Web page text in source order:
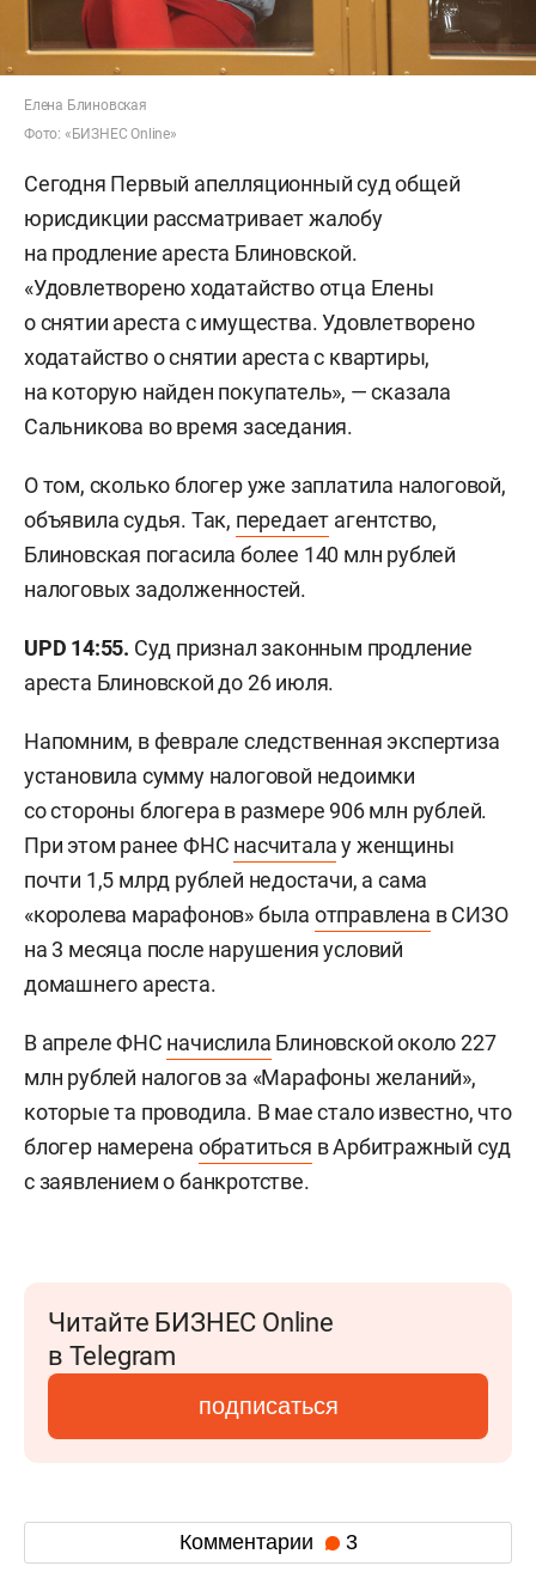
Елена Блиновская
Фото: «БИЗНЕС Online»
Сегодня Первый апелляционный суд общей
юрисдикции рассматривает жалобу
на продление ареста Блиновской.
«Удовлетворено ходатайство отца Елены
о снятии ареста с имущества. Удовлетворено
ходатайство о снятии ареста с квартиры,
на которую найден покупатель», — сказала
Сальникова во время заседания.
О том, сколько блогер уже заплатила налоговой,
объявила судья. Так, передает агентство,
Блиновская погасила более 140 млн рублей
налоговых задолженностей.
UPD 14:55. Суд признал законным продление
ареста Блиновской до 26 июля.
Напомним, в феврале следственная экспертиза
установила сумму налоговой недоимки
со стороны блогера в размере 906 млн рублей.
При этом ранее ФНС насчиталау женщины
почти 1,5 млрд рублей недостачи, а сама
«королева марафонов» была отправлена в СИЗО
на 3 месяца после нарушения условий
домашнего ареста.
В апреле ФНС начислила Блиновской около 227
млн рублей налогов за «Марафоны желаний»,
которые та проводила. В мае стало известно, что
блогер намерена обратиться в Арбитражный суд
с заявлением о банкротстве.
Читайте БИЗНЕС Online
в Telegram
подписаться
Комментарии 3